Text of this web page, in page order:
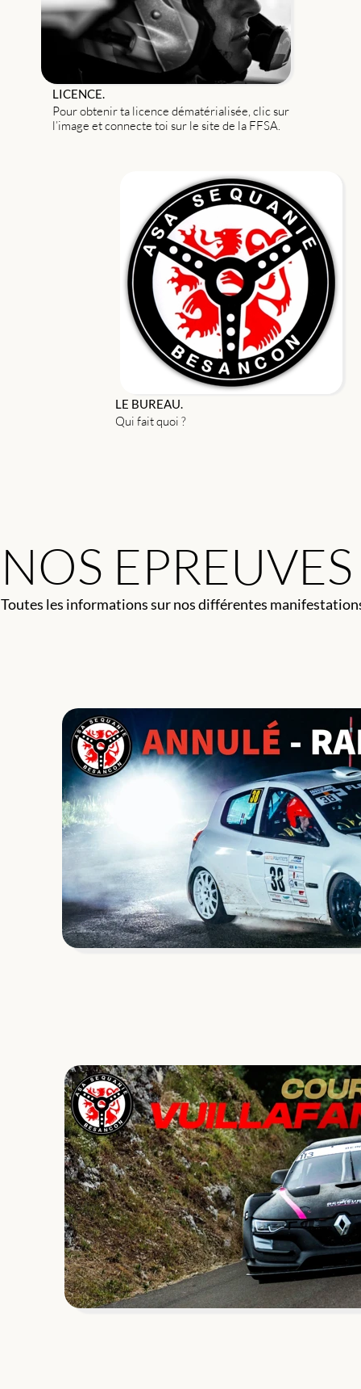
LICENCE.
Pour obtenir ta licence dématérialisée, clic sur
l’image et connecte toi sur le site de la FFSA.
LE BUREAU.
Qui fait quoi ?
NOS EPREUVES
Toutes les informations sur nos différentes